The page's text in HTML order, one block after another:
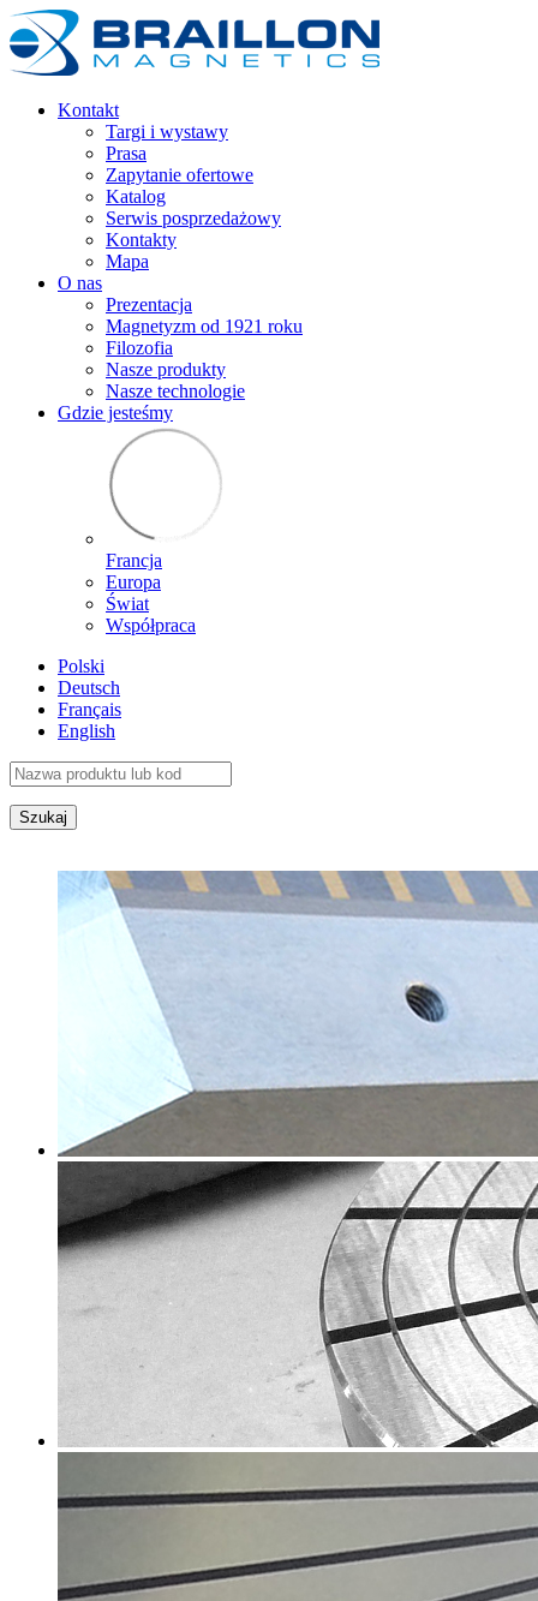
Kontakt
Targi i wystawy
Prasa
Zapytanie ofertowe
Katalog
Serwis posprzedażowy
Kontakty
Mapa
O nas
Prezentacja
Magnetyzm od 1921 roku
Filozofia
Nasze produkty
Nasze technologie
Gdzie jesteśmy
Francja
Europa
Świat
Współpraca
Polski
Deutsch
Français
English